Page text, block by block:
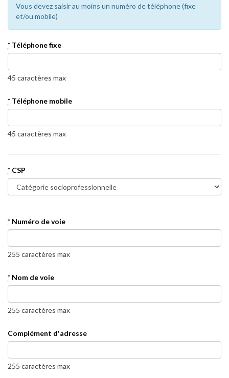
Vous devez saisir au moins un numéro de téléphone (fixe
et/ou mobile)
* Téléphone fixe
45 caractères max
* Téléphone mobile
45 caractères max
* CSP
* Numéro de voie
255 caractères max
* Nom de voie
255 caractères max
Complément d'adresse
255 caractères max